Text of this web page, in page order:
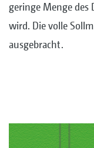
geringe Menge des
wird. Die volle
ausgebracht.